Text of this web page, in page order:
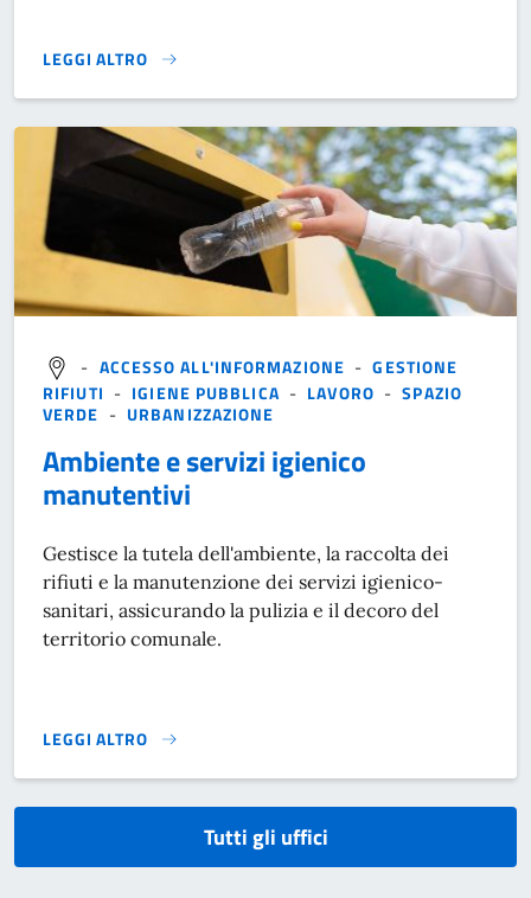
LEGGI ALTRO
}
- ACCESSO ALL'INFORMAZIONE -GESTIONE
RIFIUTI - IGIENE PUBBLICA - LAVORO -SPAZIO
VERDE - URBANIZZAZIONE
Ambiente e servizi igienico
manutentivi
Gestisce la tutela dell'ambiente, la raccolta dei
rifiuti e la manutenzione dei servizi igienico-
sanitari, assicurando la pulizia e il decoro del
territorio comunale.
LEGGI ALTRO
}
Tutti gli uffici